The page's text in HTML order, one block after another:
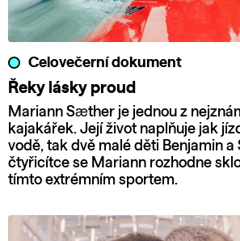
Celovečerní dokument
Řeky lásky proud
Mariann Sæther je jednou z
kajakářek. Její život naplňuje jak
vodě, tak dvě malé děti Benjamin a
čtyřicítce se Mariann rozhodne
tímto extrémním sportem.